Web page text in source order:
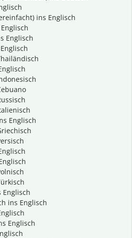
ins Englisch
Englisch
Englisch
Englisch
ins Englisch
Englisch